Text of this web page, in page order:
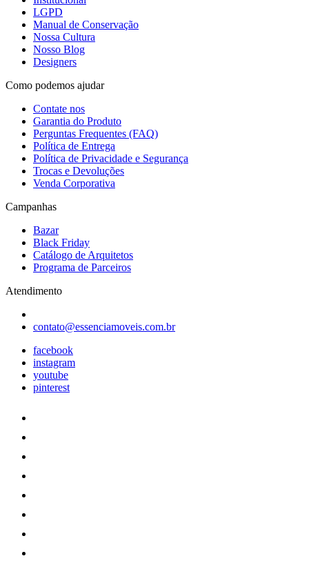
LGPD
Manual de Conservação
Nossa Cultura
Nosso Blog
Designers
Como podemos ajudar
Contate nos
Garantia do Produto
Perguntas Frequentes (FAQ)
Política de Entrega
Política de Privacidade e Segurança
Trocas e Devoluções
Venda Corporativa
Campanhas
Bazar
Black Friday
Catálogo de Arquitetos
Programa de Parceiros
Atendimento
contato@essenciamoveis.com.br
facebook
instagram
youtube
pinterest